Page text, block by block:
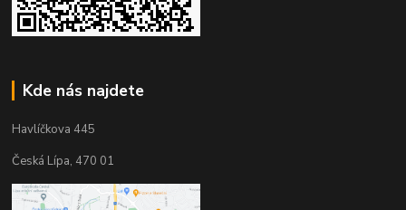
Kde nás najdete
Havlíčkova 445
Česká Lípa, 470 01